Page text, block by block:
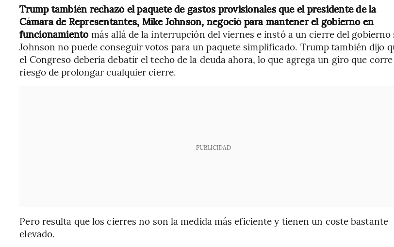
Trump también rechazó el paquete de gastos provisionales que el presidente de la
Cámara de Representantes, Mike Johnson, negoció para mantener el gobierno en
funcionamientomás allá de la interrupción del viernes e instó a un cierre del gobierno
Johnson no puede conseguir votos para un paquete simplificado. Trump también dijo
el Congreso debería debatir el techo de la deuda ahora, lo que agrega un giro que corre
riesgo de prolongar cualquier cierre.
PUBLICIDAD
Pero resulta que los cierres no son la medida más eficiente y tienen un coste bastante
elevado.